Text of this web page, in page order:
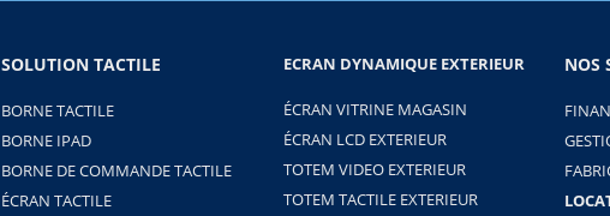
SOLUTION TACTILE
BORNE TACTILE
BORNE IPAD
BORNE DE COMMANDE TACTILE
ÉCRAN TACTILE
ECRAN DYNAMIQUE EXTERIEUR
ÉCRAN VITRINE MAGASIN
ÉCRAN LCD EXTERIEUR
TOTEM VIDEO EXTERIEUR
TOTEM TACTILE EXTERIEUR
NOS